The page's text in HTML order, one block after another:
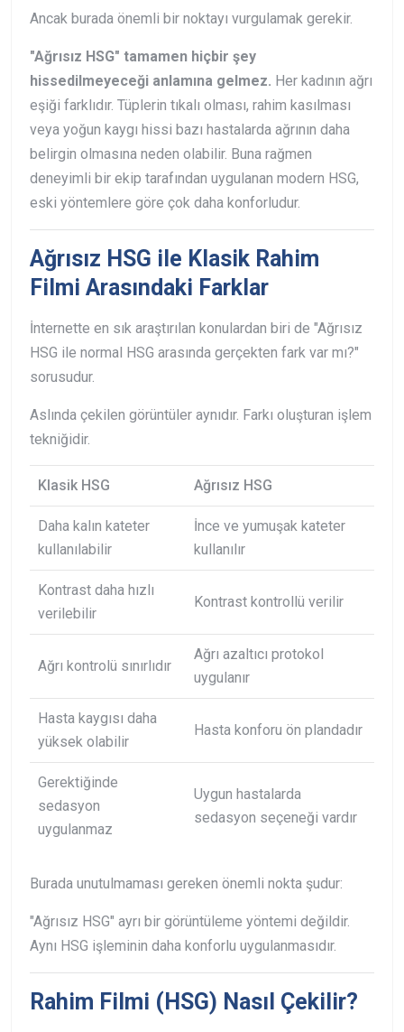
Ancak burada önemli bir noktayı vurgulamak gerekir.
"Ağrısız HSG" tamamen hiçbir şey
hissedilmeyeceği anlamına gelmez. Her kadının ağrı
eşiği farklıdır. Tüplerin tıkalı olması, rahim kasılması
veya yoğun kaygı hissi bazı hastalarda ağrının daha
belirgin olmasına neden olabilir. Buna rağmen
deneyimli bir ekip tarafından uygulanan modern HSG,
eski yöntemlere göre çok daha konforludur.
Ağrısız HSG ile Klasik Rahim
Filmi Arasındaki Farklar
İnternette en sık araştırılan konulardan biri de "Ağrısız
HSG ile normal HSG arasında gerçekten fark var mı?"
sorusudur.
Aslında çekilen görüntüler aynıdır. Farkı oluşturan işlem
tekniğidir.
Klasik HSG Ağrısız HSG
Daha kalın kateter
kullanılabilir
İnce ve yumuşak kateter
kullanılır
Kontrast daha hızlı
verilebilir
Kontrast kontrollü verilir
Ağrı kontrolü sınırlıdır
Ağrı azaltıcı protokol
uygulanır
Hasta kaygısı daha
yüksek olabilir
Hasta konforu ön plandadır
Gerektiğinde
sedasyon
uygulanmaz
Uygun hastalarda
sedasyon seçeneği vardır
Burada unutulmaması gereken önemli nokta şudur:
"Ağrısız HSG" ayrı bir görüntüleme yöntemi değildir.
Aynı HSG işleminin daha konforlu uygulanmasıdır.
Rahim Filmi (HSG) Nasıl Çekilir?